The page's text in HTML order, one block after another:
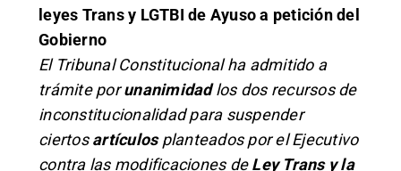
leyes Trans y LGTBI de Ayuso a petición del
Gobierno
El Tribunal Constitucional ha admitido a
trámite porunanimidadlos dos recursos de
inconstitucionalidad para suspender
ciertosartículosplanteados por el Ejecutivo
contra las modificaciones deLey Trans y la